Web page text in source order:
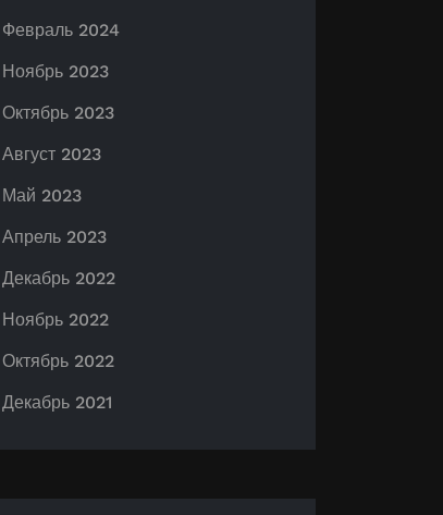
Февраль 2024
Ноябрь 2023
Октябрь 2023
Август 2023
Май 2023
Апрель 2023
Декабрь 2022
Ноябрь 2022
Октябрь 2022
Декабрь 2021